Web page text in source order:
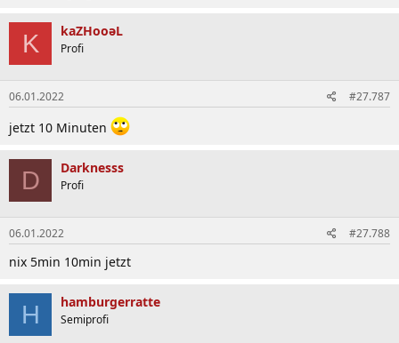
K kaZHooəL
Profi
06.01.2022 #27.787
jetzt 10 Minuten
D Darknesss
Profi
06.01.2022 #27.788
nix 5min 10min jetzt
H hamburgerratte
Semiprofi